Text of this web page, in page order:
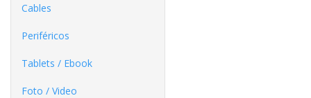
Cables
Periféricos
Tablets / Ebook
Foto / Video